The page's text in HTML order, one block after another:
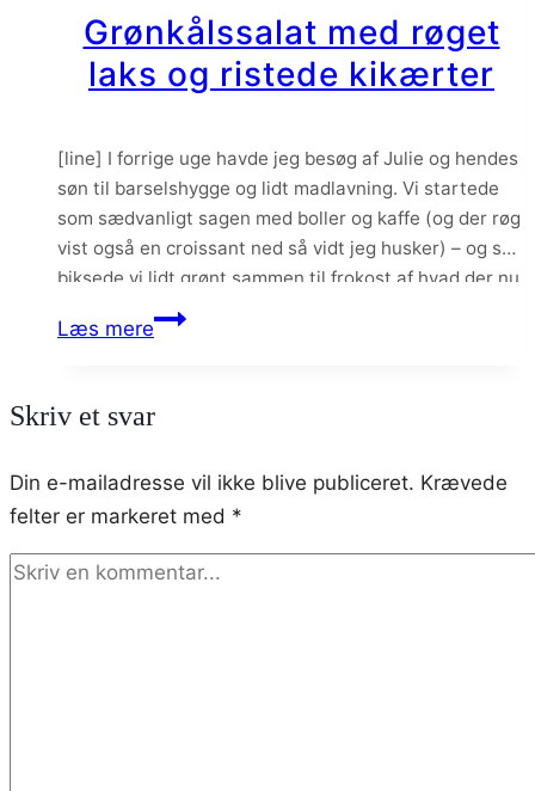
Grønkålssalat med røget
laks og ristede kikærter
[line] I forrige uge havde jeg besøg af Julie og hendes
søn til barselshygge og lidt madlavning. Vi startede
som sædvanligt sagen med boller og kaffe (og der røg
vist også en croissant ned så vidt jeg husker) – og så
biksede vi lidt grønt sammen til frokost af hvad der nu
havde gemt sig…
Læs mereGrønkålssalat
laks
ristede
kikærter
Skriv et svar
Din e-mailadresse vil ikke blive publiceret. Krævede
felter er markeret med *